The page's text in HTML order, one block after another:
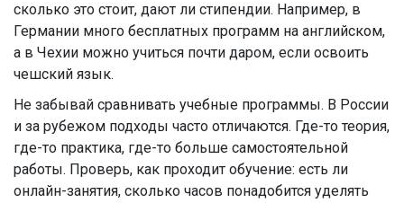
сколько это стоит, дают ли стипендии. Например, в
Германии много бесплатных программ на английском,
а в Чехии можно учиться почти даром, если освоить
чешский язык.
Не забывай сравнивать учебные программы. В России
и за рубежом подходы часто отличаются. Где-то теория,
где-то практика, где-то больше самостоятельной
работы. Проверь, как проходит обучение: есть ли
онлайн-занятия, сколько часов понадобится уделять